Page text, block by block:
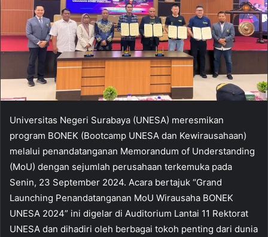
Universitas Negeri Surabaya (UNESA) meresmikan
program BONEK (Bootcamp UNESA dan Kewirausahaan)
melalui penandatanganan Memorandum of Understanding
(MoU) dengan sejumlah perusahaan terkemuka pada
Senin, 23 September 2024. Acara bertajuk “Grand
Launching Penandatanganan MoU Wirausaha BONEK
UNESA 2024” ini digelar di Auditorium Lantai 11 Rektorat
UNESA dan dihadiri oleh berbagai tokoh penting dari dunia